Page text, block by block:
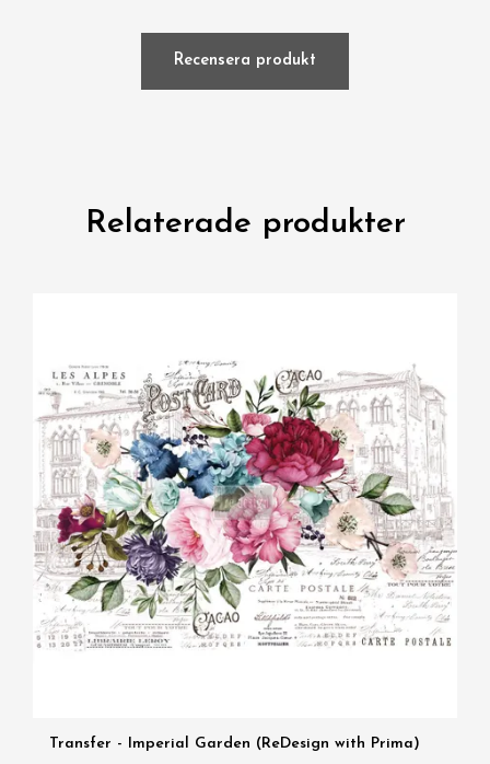
Recensera produkt
Relaterade produkter
Transfer - Imperial Garden (ReDesign with Prima)